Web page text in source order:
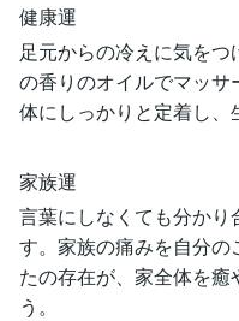
健康運
足元からの冷えに気をつ
の香りのオイルでマッ
体にしっかりと定着し、
家族運
言葉にしなくても分かり
す。家族の痛みを自分
たの存在が、家全体を癒
う。